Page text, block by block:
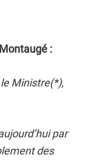
:
Ministre(*),
par
des